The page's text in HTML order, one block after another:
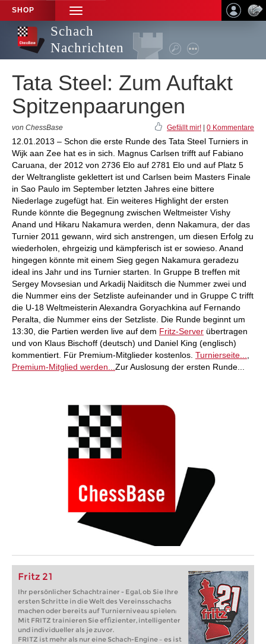
SHOP
TOGGLE
NAVIGATION
Schach
Nachrichten
Tata Steel: Zum Auftakt
Spitzenpaarungen
von ChessBase Gefällt mir! 0 Kommentare
12.01.2013 – Schon die erste Runde des Tata Steel Turniers in
Wijk aan Zee hat es in sich. Magnus Carlsen trifft auf Fabiano
Caruana, der 2012 von 2736 Elo auf 2781 Elo und auf Platz 5
der Weltrangliste geklettert ist und Carlsen beim Masters Finale
in Sao Paulo im September letzten Jahres eine bittere
Niederlage zugefügt hat. Ein weiteres Highlight der ersten
Runde könnte die Begegnung zwischen Weltmeister Vishy
Anand und Hikaru Nakamura werden, denn Nakamura, der das
Turnier 2011 gewann, wird sich anstrengen, um diesen Erfolg zu
wiederholen, ehrgeizig und kämpferisch ist er sowieso. Anand
hingegen könnte mit einem Sieg gegen Nakamura geradezu
ideal ins Jahr und ins Turnier starten. In Gruppe B treffen mit
Sergey Movsesian und Arkadij Naiditsch die Nummer zwei und
die Nummer eins der Setzliste aufeinander und in Gruppe C trifft
die U-18 Weltmeisterin Alexandra Goryachkina auf Fernando
Peralta, die Nummer eins der Setzliste. Die Runde beginnt um
13:30, die Partien werden live auf dem Fritz-Server übertragen
und von Klaus Bischoff (deutsch) und Daniel King (englisch)
kommentiert. Für Premium-Mitglieder kostenlos. Turnierseite...
Premium-Mitglied werden... Zur Auslosung der ersten Runde...
Fritz 21
Ihr persönlicher Schachtrainer - Egal, ob Sie Ihre
ersten Schritte in die Welt des Vereinsschachs
machen oder bereits auf Turnierniveau spielen:
Mit FRITZ trainieren Sie effizienter, intelligenter
und individueller als je zuvor.
FRITZ ist mehr als nur eine Schach-Engine – es ist